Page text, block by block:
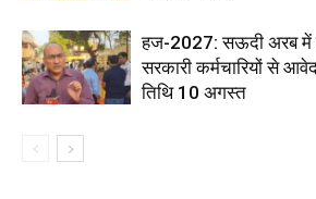
हज-2027: सऊदी अरब में
सरकारी कर्मचारियों से
तिथि 10 अगस्त